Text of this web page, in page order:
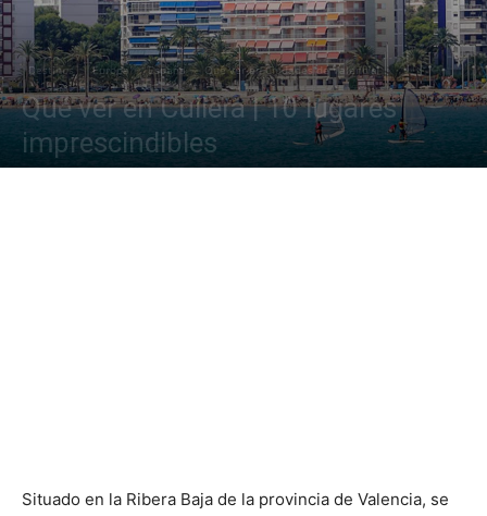
Destinos Europa España Qué ver en Ciudades de Valencia
Qué ver en Cullera | 10 lugares
imprescindibles
Situado en la Ribera Baja de la provincia de Valencia, se